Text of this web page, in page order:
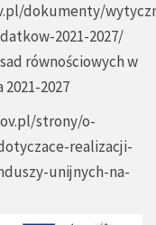
dokumenty/
2021-2027/
równościowych w
2027
strony/o-
realizacji-
unijnych-na-